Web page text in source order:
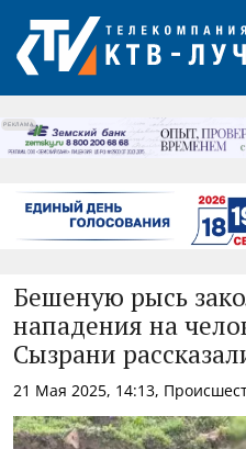
РЕКЛАМА
Бешеную рысь
нападения на
Сызрани
21 Мая 2025, 14:13,